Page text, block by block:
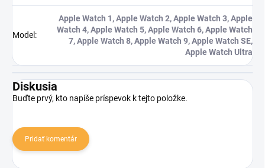
Model :
Apple Watch 1, Apple Watch 2, Apple Watch 3, Apple
Watch 4, Apple Watch 5, Apple Watch 6, Apple Watch
7, Apple Watch 8, Apple Watch 9, Apple Watch SE,
Apple Watch Ultra
Diskusia
Buďte prvý, kto napíše príspevok k tejto položke.
Pridať komentár